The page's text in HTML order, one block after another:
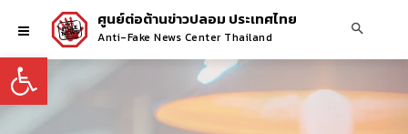
Open toolbar
ศูนย์ต่อต้านข่าวปลอม ประเทศไทย
Anti-Fake News Center Thailand